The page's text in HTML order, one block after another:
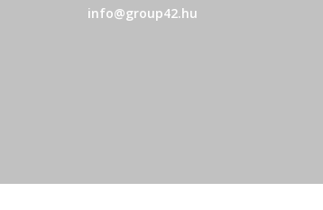
info@group42.hu